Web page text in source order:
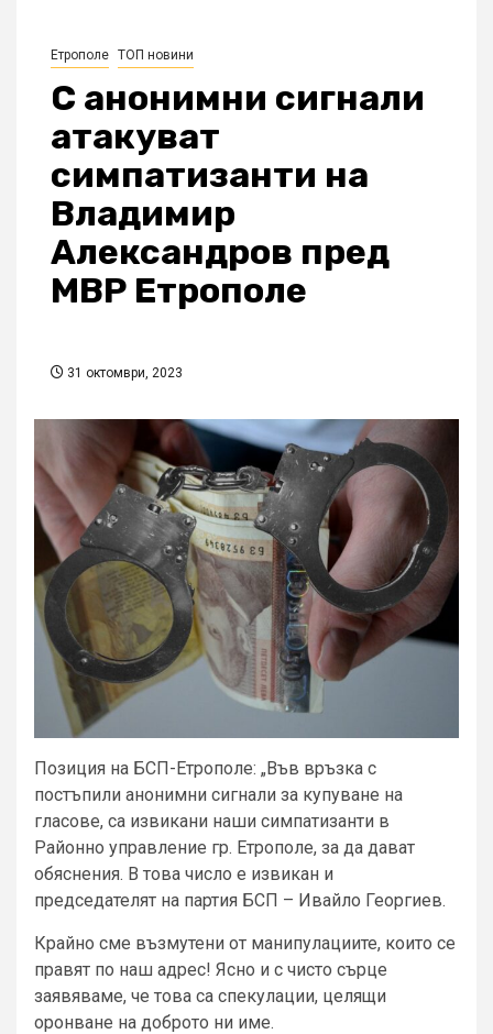
Етрополе ТОП новини
С анонимни сигнали
атакуват
симпатизанти на
Владимир
Александров пред
МВР Етрополе
31 октомври, 2023
Позиция на БСП-Етрополе: „Във връзка с
постъпили анонимни сигнали за купуване на
гласове, са извикани наши симпатизанти в
Районно управление гр. Етрополе, за да дават
обяснения. В това число е извикан и
председателят на партия БСП – Ивайло Георгиев.
Крайно сме възмутени от манипулациите, които се
правят по наш адрес! Ясно и с чисто сърце
заявяваме, че това са спекулации, целящи
оронване на доброто ни име.